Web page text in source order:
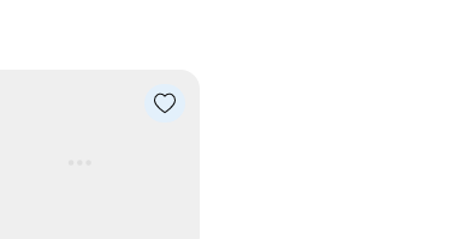
an öffentliche Verkehrsmittel bequem. Genießen